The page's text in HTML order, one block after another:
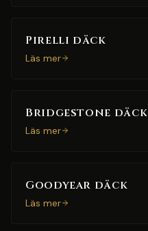
Pirelli däck
Läs mer
Bridgestone däck
Läs mer
Goodyear däck
Läs mer